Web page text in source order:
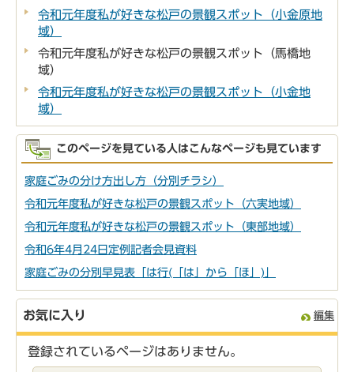
令和元年度私が好きな松戸の景観スポット（小金原地
域）
令和元年度私が好きな松戸の景観スポット（馬橋地
域）
令和元年度私が好きな松戸の景観スポット（小金地
域）
このページを見ている人はこんなページも見ています
家庭ごみの分け方出し方（分別チラシ）
令和元年度私が好きな松戸の景観スポット（六実地域）
令和元年度私が好きな松戸の景観スポット（東部地域）
令和6年4月24日定例記者会見資料
家庭ごみの分別早見表「は行(「は」から「ほ」)」
お気に入り 編集
登録されているページはありません。